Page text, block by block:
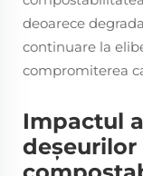
deoarece
continuare la
compromiterea
Impactul